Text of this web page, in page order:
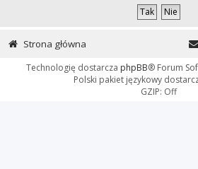
Strona główna
Technologię dostarcza phpBB® Forum
Polski pakiet językowy
GZIP: Off